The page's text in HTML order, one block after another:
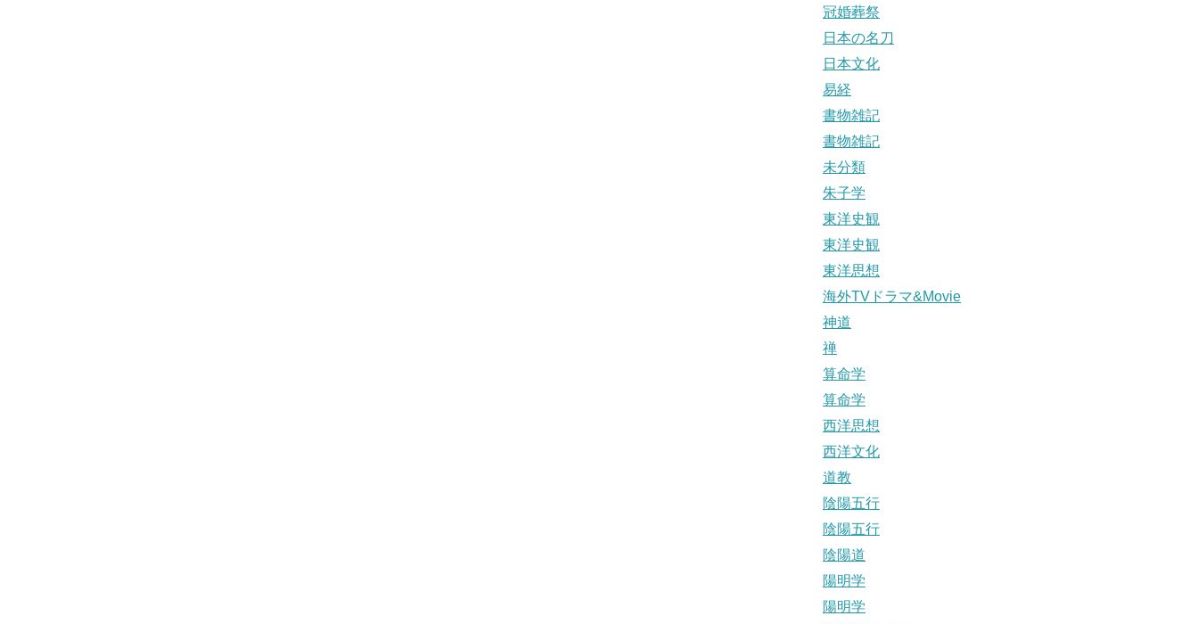
冠婚葬祭
日本の名刀
日本文化
易経
書物雑記
書物雑記
未分類
朱子学
東洋史観
東洋史観
東洋思想
海外TVドラマ&Movie
神道
禅
算命学
算命学
西洋思想
西洋文化
道教
陰陽五行
陰陽五行
陰陽道
陽明学
陽明学